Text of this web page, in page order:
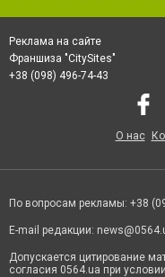
Реклама на сайте
Франшиза "CitySites"
+38 (098) 496-74-43
О нас
По вопросам рекламы: +38
E-mail редакции:
Допускается цитирование
согласия 0564.ua при